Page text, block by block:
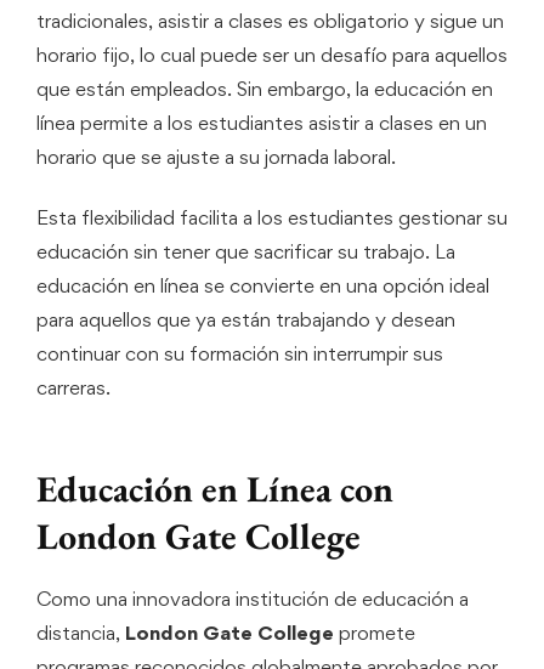
tradicionales, asistir a clases es obligatorio y sigue un
horario fijo, lo cual puede ser un desafío para aquellos
que están empleados. Sin embargo, la educación en
línea permite a los estudiantes asistir a clases en un
horario que se ajuste a su jornada laboral.
Esta flexibilidad facilita a los estudiantes gestionar su
educación sin tener que sacrificar su trabajo. La
educación en línea se convierte en una opción ideal
para aquellos que ya están trabajando y desean
continuar con su formación sin interrumpir sus
carreras.
Educación en Línea con
London Gate College
Como una innovadora institución de educación a
distancia, London Gate College promete